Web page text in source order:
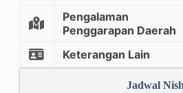
Pengalaman
Penggarapan Daerah
Keterangan Lain
Jadwal